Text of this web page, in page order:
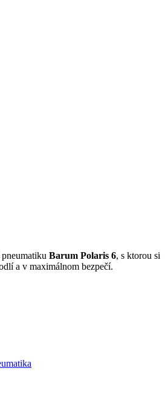
pneumatiku Barum Polaris 6, s ktorou si
a v maximálnom bezpečí.